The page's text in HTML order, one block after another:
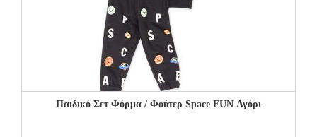
Παιδικό Σετ Φόρμα / Φούτερ Space FUN Αγόρι